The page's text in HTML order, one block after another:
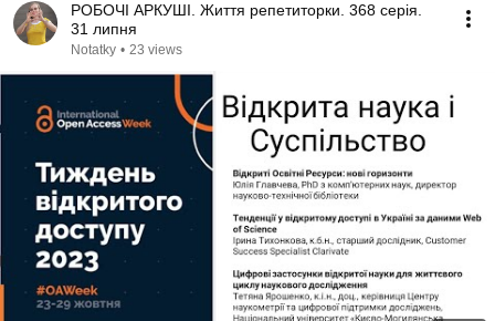
РОБОЧІ АРКУШІ. Життя репетиторки. 368 серія.
31 липня
Notatky • 23 views